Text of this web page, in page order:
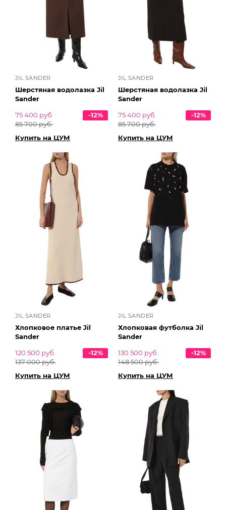
JIL SANDER
Шерстяная водолазка Jil
Sander
75 400 руб.
85 700 руб.
-12%
Купить на ЦУМ
JIL SANDER
Шерстяная водолазка Jil
Sander
75 400 руб.
85 700 руб.
-12%
Купить на ЦУМ
JIL SANDER
Хлопковое платье Jil
Sander
120 500 руб.
137 000 руб.
-12%
Купить на ЦУМ
JIL SANDER
Хлопковая футболка Jil
Sander
130 500 руб.
148 500 руб.
-12%
Купить на ЦУМ